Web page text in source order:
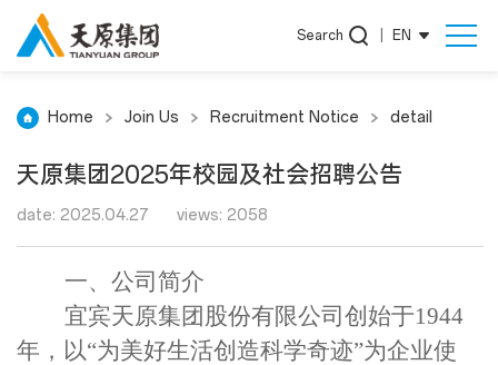
Search EN
Home Join Us Recruitment Notice detail
天原集团2025年校园及社会招聘公告
date: 2025.04.27 views: 2058
一、 公司 简介
宜宾天原集团股份有限公司创始于1944
年，以“为美好生活创造科学奇迹”为企业使